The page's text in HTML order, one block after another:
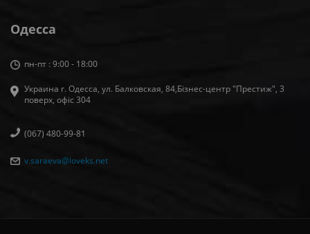
Одесса
пн-пт : 9:00 - 18:00
Украина г. Одесса, ул. Балковская, 84,Бізнес-центр "Престиж", 3
поверх, офіс 304
(067) 480-99-81
v.saraeva@loveks.net